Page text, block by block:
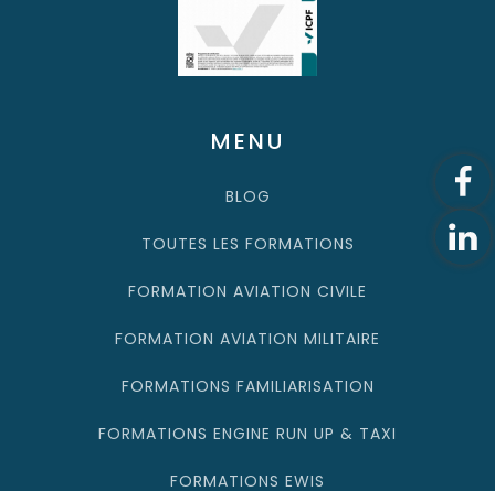
MENU
BLOG
TOUTES LES FORMATIONS
FORMATION AVIATION CIVILE
FORMATION AVIATION MILITAIRE
FORMATIONS FAMILIARISATION
FORMATIONS ENGINE RUN UP & TAXI
FORMATIONS EWIS